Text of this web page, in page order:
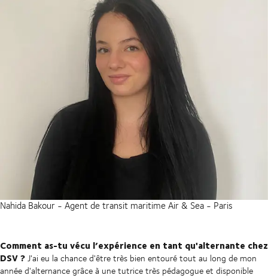
Nahida Bakour - Agent de transit maritime Air & Sea - Paris
Comment as-tu vécu l’expérience en tant qu'alternante chez
DSV ?J'ai eu la chance d'être très bien entouré tout au long de mon
année d'alternance grâce à une tutrice très pédagogue et disponible